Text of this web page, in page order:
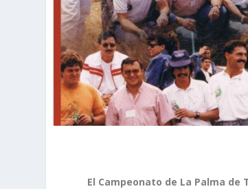
El Campeonato de La Palma